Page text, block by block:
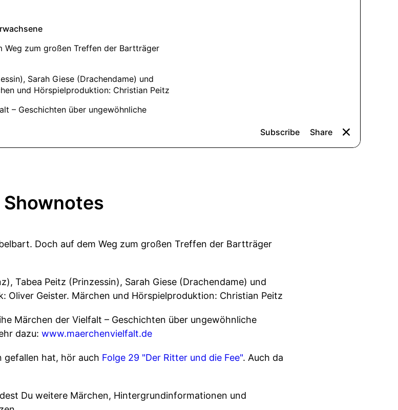
Shownotes
Doch auf dem Weg zum großen Treffen der Bartträger
Tabea Peitz (Prinzessin), Sarah Giese (Drachendame) und
Oliver Geister. Märchen und Hörspielproduktion: Christian Peitz
Märchen der Vielfalt – Geschichten über ungewöhnliche
dazu: www.maerchenvielfalt.de
gefallen hat, hör auch Folge 29 "Der Ritter und die Fee". Auch da
Du weitere Märchen, Hintergrundinformationen und